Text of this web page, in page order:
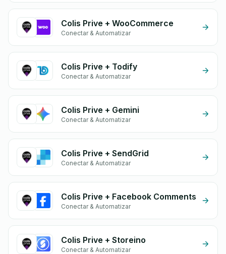
Colis Prive + WooCommerce
Conectar & Automatizar
Colis Prive + Todify
Conectar & Automatizar
Colis Prive + Gemini
Conectar & Automatizar
Colis Prive + SendGrid
Conectar & Automatizar
Colis Prive + Facebook Comments
Conectar & Automatizar
Colis Prive + Storeino
Conectar & Automatizar